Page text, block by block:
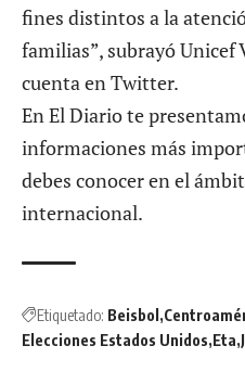
fines distintos a la
familias”, subrayó Unicef
cuenta en Twitter.
EnEl Diariote
informaciones más
debes conocer en el
internacional.
Etiquetado: Beisbol
Elecciones Estados Unidos Eta